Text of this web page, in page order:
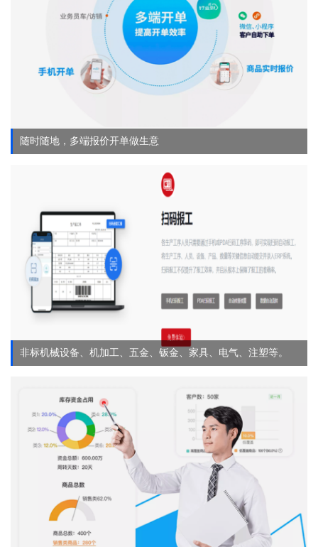
随时随地，多端报价开单做生意
非标机械设备、机加工、五金、钣金、家具、电气、注塑等。